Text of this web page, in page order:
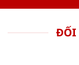
ĐỐI